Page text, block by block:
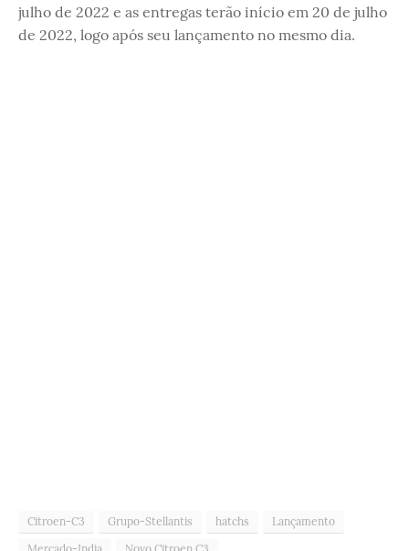
julho de 2022 e as entregas terão início em 20 de julho
de 2022, logo após seu lançamento no mesmo dia.
Citroen-C3 Grupo-Stellantis hatchs
Lançamento